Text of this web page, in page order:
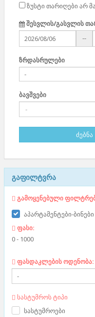
ზუსტი თარიღები არ
შესვლის/გასვლის
--
ზრდასრულები
ბავშვები
გაფილტვრა
გამოყენებული
აპარტამენტები-ბინები
ფასი:
0- 1000
ფასდაკლების ოდენობა:
სასტუმროს ტიპი
სასტუმროები